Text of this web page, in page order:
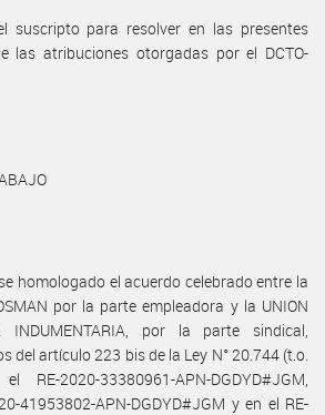
suscripto para resolver en las presentes
las atribuciones otorgadas por el DCTO-
homologado el acuerdo celebrado entre la
por la parte empleadora y la UNION
INDUMENTARIA, por la parte sindical,
del artículo 223 bis de la Ley N° 20.744 (t.o.
2020-33380961-APN-DGDYD#JGM,
41953802-APN-DGDYD#JGM y en el RE-